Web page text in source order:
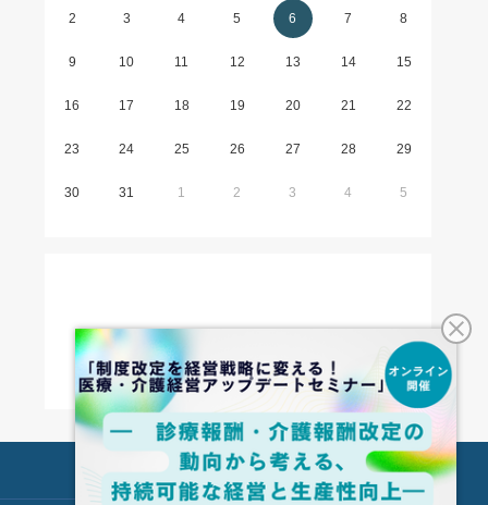
2 3 4 5 6 7 8
9 10 11 12 13 14 15
16 17 18 19 20 21 22
23 24 25 26 27 28 29
30 31 1 2 3 4 5